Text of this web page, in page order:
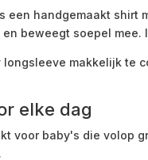
een handgemaakt shirt
beweegt soepel
makkelijk te
elke dag
voor baby's die volop